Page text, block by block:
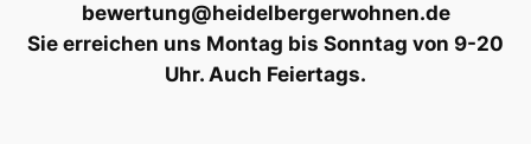
bewertung@heidelbergerwohnen.de
Sie erreichen uns Montag bis Sonntag von 9-20
Uhr. Auch Feiertags.